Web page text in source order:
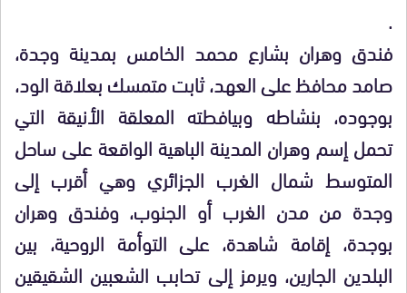
.
فندق وهران بشارع محمد الخامس بمدينة وجدة،
صامد محافظ على العهد، ثابت متمسك بعلاقة الود،
بوجوده، بنشاطه وبيافطته المعلقة الأنيقة التي
تحمل إسم وهران المدينة الباهية الواقعة على ساحل
المتوسط شمال الغرب الجزائري وهي أقرب إلى
وجدة من مدن الغرب أو الجنوب، وفندق وهران
بوجدة، إقامة شاهدة، على التوأمة الروحية، بين
البلدين الجارين، ويرمز إلى تحابب الشعبين الشقيقين